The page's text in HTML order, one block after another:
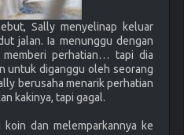
Sally menyelinap keluar
jalan. Ia menunggu dengan
perhatian… tapi dia
untuk diganggu oleh seorang
berusaha menarik perhatian
kakinya, tapi gagal.
dan melemparkannya ke